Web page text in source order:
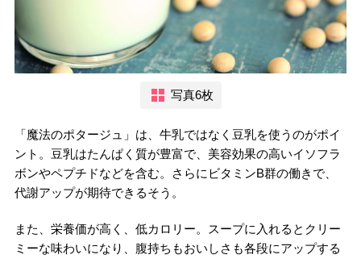
写真6枚
「魔法のポタージュ」は、牛乳ではなく豆乳を使うのがポイ
ント。豆乳はたんぱく質が豊富で、美容効果の高いイソフラ
ボンやペプチドなどを含む。さらにビタミンB群の働きで、
代謝アップが期待できるそう。
また、栄養価が高く、低カロリー。スープに入れるとクリー
ミーな味わいになり、腹持ちもおいしさも各段にアップする